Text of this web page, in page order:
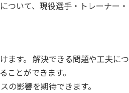
ついて、現役選手‧トレーナー‧
ます。 解決できる問題や工夫につ
ことができます。
の影響を期待できます。